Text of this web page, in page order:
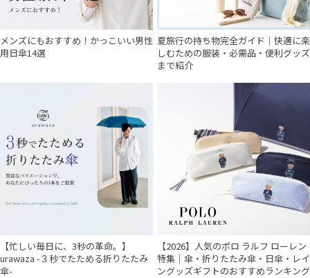
メンズにもおすすめ！かっこいい男性
用日傘14選
夏旅行の持ち物完全ガイド｜快適に楽
しむための服装・必需品・便利グッズ
まで紹介
【忙しい毎日に、3秒の革命。】
urawaza -３秒でたためる折りたたみ
傘-
【2026】人気のポロ ラルフ ローレン
特集｜傘・折りたたみ傘・日傘・レイ
ングッズギフトのおすすめランキング